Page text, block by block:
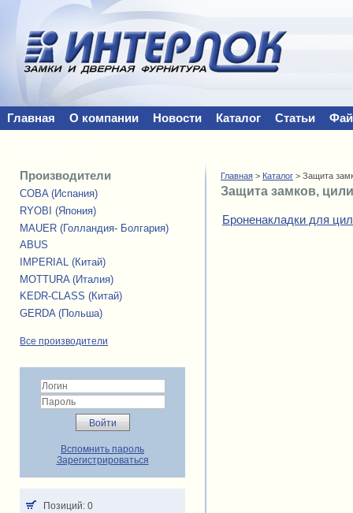
Главная О компании Новости Каталог Статьи
Производители
COBA (Испания)
RYOBI (Япония)
MAUER (Голландия- Болгария)
ABUS
IMPERIAL (Китай)
MOTTURA (Италия)
KEDR-CLASS (Китай)
GERDA (Польша)
Все производители
Вспомнить пароль
Зарегистрироваться
Позиций: 0
Главная > Каталог > Защита
Защита замков,
Броненакладки для